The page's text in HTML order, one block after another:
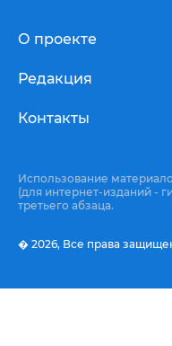
О проекте
Редакция
Контакты
Использование
(для интернет-изданий -
третьего абзаца.
� 2026, Все права